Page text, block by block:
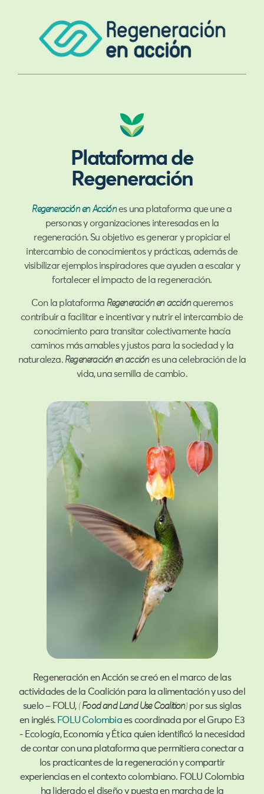
Plataforma de
Regeneración
Regeneración en Acciónes una plataforma que une a
personas y organizaciones interesadas en la
regeneración. Su objetivo es generar y propiciar el
intercambio de conocimientos y prácticas, además de
visibilizar ejemplos inspiradores que ayuden a escalar y
fortalecer el impacto de la regeneración.
Con la plataforma Regeneración en acciónqueremos
contribuir a facilitar e incentivar y nutrir el intercambio de
conocimiento para transitar colectivamente hacía
caminos más amables y justos para la sociedad y la
naturaleza. Regeneración en acciónes una celebración de la
vida, una semilla de cambio.
Regeneración en Acción se creó en el marco de las
actividades de la Coalición para la alimentación y uso del
suelo – FOLU, (Food and Land Use Coalition)por sus siglas
en inglés. FOLU Colombiaes coordinada por el Grupo E3
- Ecología, Economía y Ética quien identificó la necesidad
de contar con una plataforma que permitiera conectar a
los practicantes de la regeneración y compartir
experiencias en el contexto colombiano. FOLU Colombia
ha liderado el diseño y puesta en marcha de la